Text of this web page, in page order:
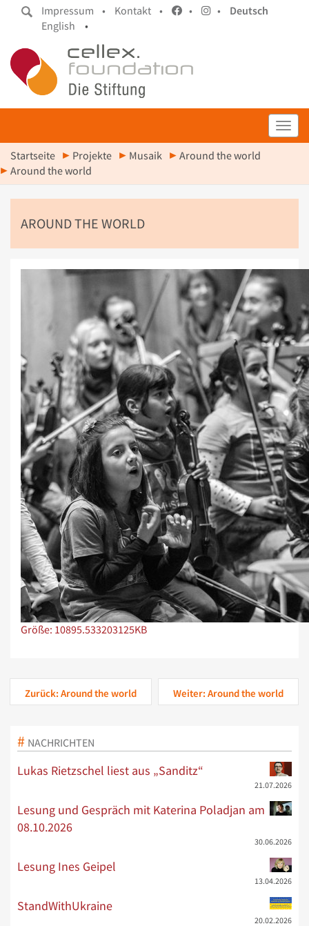
Impressum • Kontakt • • •
Deutsch
English
•
Startseite Projekte Musaik
Around the world
Around the world
AROUND THE WORLD
Zeige Bild in voller Größe…
Größe: 10895.533203125KB
Zurück: Around the world Weiter: Around the world
NACHRICHTEN
Lukas Rietzschel liest aus „Sanditz“
21.07.2026
Lesung und Gespräch mit Katerina Poladjan am
08.10.2026
30.06.2026
Lesung Ines Geipel
13.04.2026
StandWithUkraine
20.02.2026